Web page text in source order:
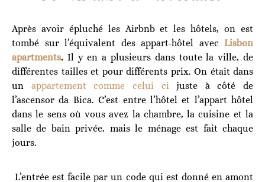
Après avoir épluché les Airbnb et les hôtels, on est
tombé sur l’équivalent des appart-hôtel avec Lisbon
apartments. Il y en a plusieurs dans toute la ville, de
différentes tailles et pour différents prix. On était dans
un appartement comme celui cijuste à côté de
l’ascensor da Bica. C’est entre l’hôtel et l’appart hôtel
dans le sens où vous avez la chambre, la cuisine et la
salle de bain privée, mais le ménage est fait chaque
jours.
L’entrée est facile par un code qui est donné en amont